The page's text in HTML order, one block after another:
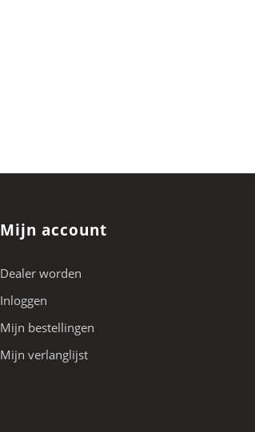
Mijn account
Dealer worden
Inloggen
Mijn bestellingen
Mijn verlanglijst